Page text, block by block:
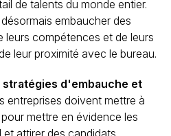
de talents du monde entier.
embaucher des
compétences et de leurs
leur proximité avec le bureau.
stratégies d'embauche et
entreprises doivent mettre à
mettre en évidence les
attirer des candidats